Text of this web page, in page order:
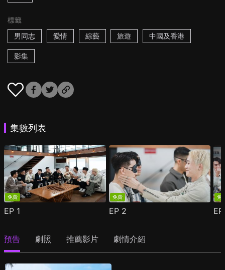
標籤
男同志
愛情 綜藝 旅遊 中國及香港
影集
集數列表
免費
EP 1
免費
EP 2
免
預告 劇照 推薦影片 劇情介紹